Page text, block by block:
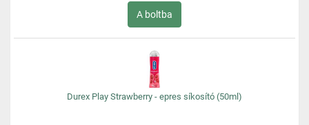
A boltba
Durex Play Strawberry - epres síkosító (50ml)